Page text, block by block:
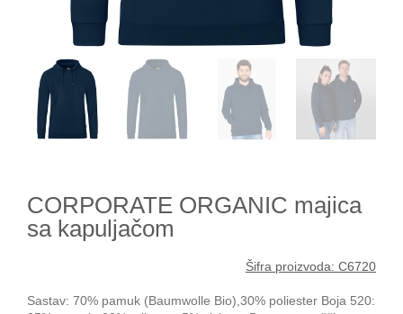
CORPORATE ORGANIC majica
sa kapuljačom
Šifra proizvoda: C6720
Sastav: 70% pamuk (Baumwolle Bio),30% poliester Boja 520: